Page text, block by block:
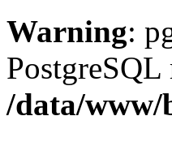
Warning:
/data/www/